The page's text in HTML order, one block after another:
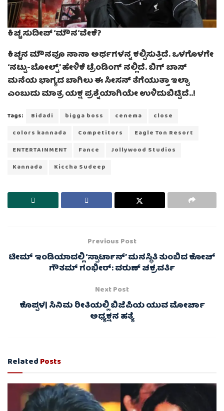
ಕಿಚ್ಚ ಸುದೀಪ್‘ಮೌನ‘ವೇಕೆ?
ಕಿಚ್ಚನ ಮೌನವೂ ನಾನಾ ಅರ್ಥಗಳನ್ನ ಕಲ್ಪಿಸುತ್ತಿದೆ. ಒಳಗೊಳಗೇ
‘ನಟ್ಟು-ಬೋಲ್ಟ್’ ಹೇಳಿಕೆ ಟ್ರೆಂಡಿಂಗ್ ನಲ್ಲಿದೆ. ಬಿಗ್ ಬಾಸ್
ಮನೆಯ ಭಾಗ್ಯದ ಬಾಗಿಲು ಈ ಸೀಸನ್ ತೆಗೆಯುತ್ತಾ ಇಲ್ವಾ
ಎಂಬುದು ಮಾತ್ರ ಯಕ್ಷ ಪ್ರಶ್ನೆಯಾಗಿಯೇ ಉಳಿದುಬಿಟ್ಟಿದೆ..!
Tags: Bidadi bigga boss cenema
close
colors kannada
Competitors
Eagle Ton Resort
ENTERTAINMENT
Fance
Jollywood Studios
Kannada
Kiccha Sudeep
Previous Post
ಟೀಮ್ ಇಂಡಿಯಾದಲ್ಲಿ ‘ಸ್ಪಾರ್ಟಾನ್’ ಮನಸ್ಥಿತಿ ತುಂಬಿದ ಕೋಚ್
ಗೌತಮ್ ಗಂಭೀರ್: ವರುಣ್ ಚಕ್ರವರ್ತಿ
Next Post
ಕೊಪ್ಪಳ| ಸಿನಿಮ ರೀತಿಯಲ್ಲಿ ಬಿಜೆಪಿಯ ಯುವ ಮೋರ್ಚಾ
ಅಧ್ಯಕ್ಷನ ಹತ್ಯೆ
RelatedPosts